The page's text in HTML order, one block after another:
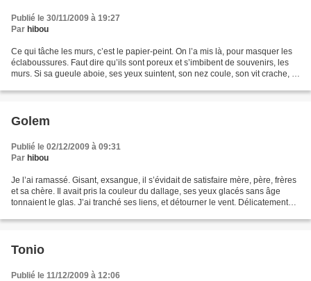
Publié le 30/11/2009 à 19:27
Par hibou
Ce qui tâche les murs, c’est le papier-peint. On l’a mis là, pour masquer les
éclaboussures. Faut dire qu’ils sont poreux et s’imbibent de souvenirs, les
murs. Si sa gueule aboie, ses yeux suintent, son nez coule, son vit crache, il
Golem
Publié le 02/12/2009 à 09:31
Par hibou
Je l’ai ramassé. Gisant, exsangue, il s’évidait de satisfaire mère, père, frères
et sa chère. Il avait pris la couleur du dallage, ses yeux glacés sans âge
tonnaient le glas. J’ai tranché ses liens, et détourner le vent. Délicatement
Tonio
Publié le 11/12/2009 à 12:06